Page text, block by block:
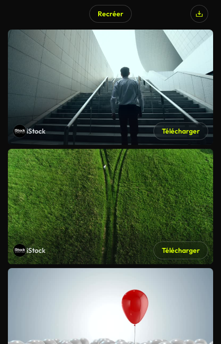
Recréer
iStock Télécharger
iStock Télécharger